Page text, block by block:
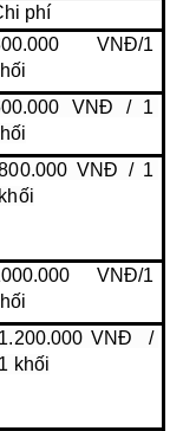
phí
VNĐ/1
VNĐ / 1
VNĐ / 1
khối
VNĐ/1
1.200.000 VNĐ  /
1 khối